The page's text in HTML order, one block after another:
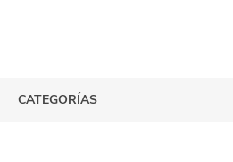
CATEGORÍAS